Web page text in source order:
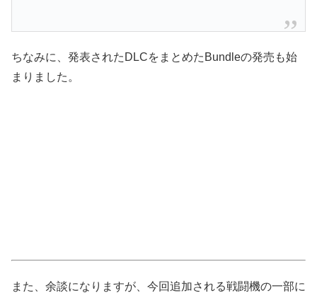
ちなみに、発表されたDLCをまとめたBundleの発売も始
まりました。
また、余談になりますが、今回追加される戦闘機の一部に